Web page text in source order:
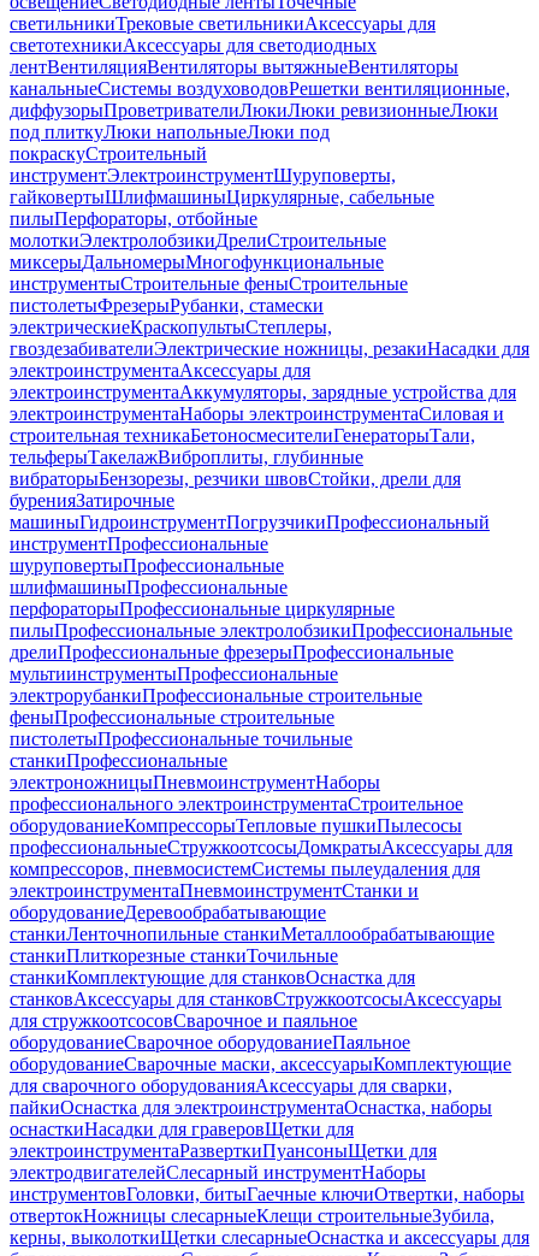
светильникиТрековые светильникиАксессуары для
светотехникиАксессуары для светодиодных
лентВентиляцияВентиляторы вытяжныеВентиляторы
канальныеСистемы воздуховодовРешетки вентиляционные,
диффузорыПроветривателиЛюкиЛюки ревизионныеЛюки
под плиткуЛюки напольныеЛюки под
покраскуСтроительный
инструментЭлектроинструментШуруповерты,
гайковертыШлифмашиныЦиркулярные, сабельные
пилыПерфораторы, отбойные
молоткиЭлектролобзикиДрелиСтроительные
миксерыДальномерыМногофункциональные
инструментыСтроительные феныСтроительные
пистолетыФрезерыРубанки, стамески
электрическиеКраскопультыСтеплеры,
гвоздезабивателиЭлектрические ножницы, резакиНасадки для
электроинструментаАксессуары для
электроинструментаАккумуляторы, зарядные устройства для
электроинструментаНаборы электроинструментаСиловая и
строительная техникаБетоносмесителиГенераторыТали,
тельферыТакелажВиброплиты, глубинные
вибраторыБензорезы, резчики швовСтойки, дрели для
буренияЗатирочные
машиныГидроинструментПогрузчикиПрофессиональный
инструментПрофессиональные
шуруповертыПрофессиональные
шлифмашиныПрофессиональные
перфораторыПрофессиональные циркулярные
пилыПрофессиональные электролобзикиПрофессиональные
дрелиПрофессиональные фрезерыПрофессиональные
мультиинструментыПрофессиональные
электрорубанкиПрофессиональные строительные
феныПрофессиональные строительные
пистолетыПрофессиональные точильные
станкиПрофессиональные
электроножницыПневмоинструментНаборы
профессионального электроинструментаСтроительное
оборудованиеКомпрессорыТепловые пушкиПылесосы
профессиональныеСтружкоотсосыДомкратыАксессуары для
компрессоров, пневмосистемСистемы пылеудаления для
электроинструментаПневмоинструментСтанки и
оборудованиеДеревообрабатывающие
станкиЛенточнопильные станкиМеталлообрабатывающие
станкиПлиткорезные станкиТочильные
станкиКомплектующие для станковОснастка для
станковАксессуары для станковСтружкоотсосыАксессуары
для стружкоотсосовСварочное и паяльное
оборудованиеСварочное оборудованиеПаяльное
оборудованиеСварочные маски, аксессуарыКомплектующие
для сварочного оборудованияАксессуары для сварки,
пайкиОснастка для электроинструментаОснастка, наборы
оснасткиНасадки для граверовЩетки для
электроинструментаРазверткиПуансоныЩетки для
электродвигателейСлесарный инструментНаборы
инструментовГоловки, битыГаечные ключиОтвертки, наборы
отвертокНожницы слесарныеКлещи строительныеЗубила,
керны, выколоткиЩетки слесарныеОснастка и аксессуары для